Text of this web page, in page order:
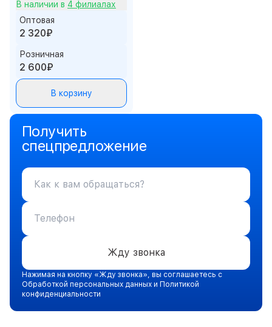
В наличии в 4 филиалах
Оптовая
2 320₽
Розничная
2 600₽
В корзину
Получить
спецпредложение
Жду звонка
Нажимая на кнопку «Жду звонка», вы соглашаетесь с
Обработкой персональных данных и Политикой
конфиденциальности